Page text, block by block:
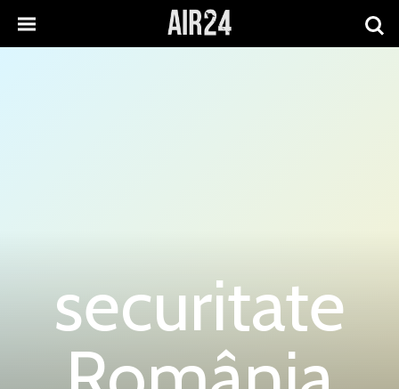
securitate